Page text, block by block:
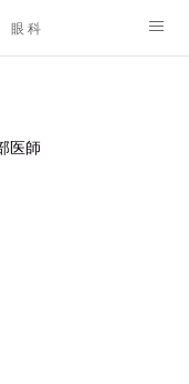
眼 科
準等及び掲示事項について
部医師
院長